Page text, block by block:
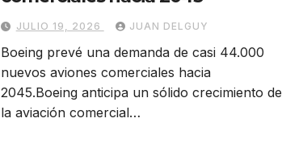
JULIO 19, 2026 JUAN DELGUY
Boeing prevé una demanda de casi 44.000
nuevos aviones comerciales hacia
2045.Boeing anticipa un sólido crecimiento de
la aviación comercial…